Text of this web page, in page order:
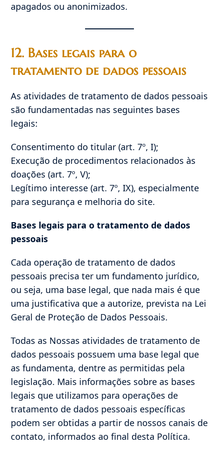
apagados ou anonimizados.
12. Bases legais para o
tratamento de dados pessoais
As atividades de tratamento de dados pessoais
são fundamentadas nas seguintes bases
legais:
Consentimento do titular (art. 7º, I);
Execução de procedimentos relacionados às
doações (art. 7º, V);
Legítimo interesse (art. 7º, IX), especialmente
para segurança e melhoria do site.
Bases legais para o tratamento de dados
pessoais
Cada operação de tratamento de dados
pessoais precisa ter um fundamento jurídico,
ou seja, uma base legal, que nada mais é que
uma justificativa que a autorize, prevista na Lei
Geral de Proteção de Dados Pessoais.
Todas as Nossas atividades de tratamento de
dados pessoais possuem uma base legal que
as fundamenta, dentre as permitidas pela
legislação. Mais informações sobre as bases
legais que utilizamos para operações de
tratamento de dados pessoais específicas
podem ser obtidas a partir de nossos canais de
contato, informados ao final desta Política.